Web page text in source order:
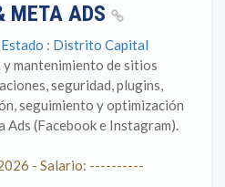
META ADS
: Distrito Capital
y mantenimiento de sitios
seguridad, plugins,
seguimiento y optimización
Ads (Facebook e Instagram).
- Salario: ----------